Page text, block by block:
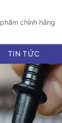
chính hãng
TIN TỨC